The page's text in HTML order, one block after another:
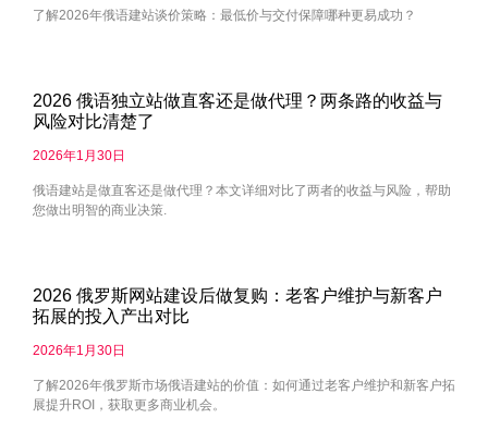
了解2026年俄语建站谈价策略：最低价与交付保障哪种更易成功？
2026 俄语独立站做直客还是做代理？两条路的收益与
风险对比清楚了
2026年1月30日
俄语建站是做直客还是做代理？本文详细对比了两者的收益与风险，帮助
您做出明智的商业决策.
2026 俄罗斯网站建设后做复购：老客户维护与新客户
拓展的投入产出对比
2026年1月30日
了解2026年俄罗斯市场俄语建站的价值：如何通过老客户维护和新客户拓
展提升ROI，获取更多商业机会。